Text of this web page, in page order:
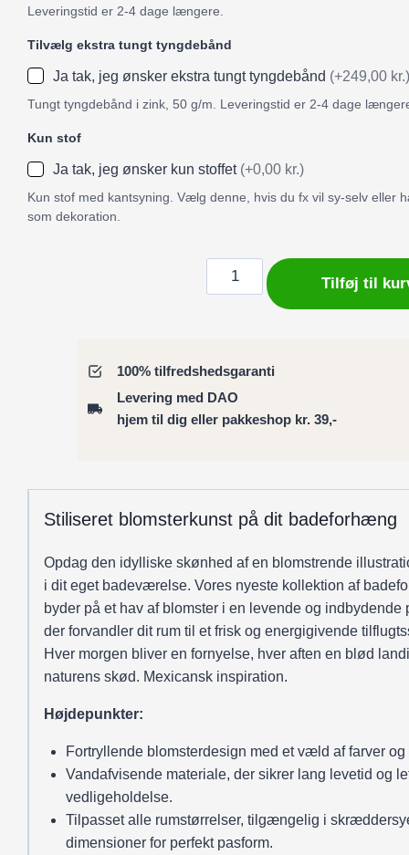
Leveringstid er 2-4 dage længere.
Tilvælg ekstra tungt tyngdebånd
Ja tak, jeg ønsker ekstra tungt tyngdebånd (+249,00 kr.)
Tungt tyngdebånd i zink, 50 g/m. Leveringstid er 2-4 dage
Kun stof
Ja tak, jeg ønsker kun stoffet (+0,00 kr.)
Kun stof med kantsyning. Vælg denne, hvis du fx vil sy-selv eller
som dekoration.
Badeforhæng
/
Bruseforhæng
blomster
i
rød
Tilføj til
100% tilfredshedsgaranti
Levering med DAO
hjem til dig eller pakkeshop kr. 39,-
Stiliseret blomsterkunst på dit badeforhæng
Opdag den idylliske skønhed af en blomstrende
i dit eget badeværelse. Vores nyeste kollektion af
byder på et hav af blomster i en levende og indbydende
der forvandler dit rum til et frisk og energigivende
Hver morgen bliver en fornyelse, hver aften en blød
naturens skød. Mexicansk inspiration.
Højdepunkter:
Fortryllende blomsterdesign med et væld af farver og
Vandafvisende materiale, der sikrer lang levetid og
vedligeholdelse.
Tilpasset alle rumstørrelser, tilgængelig i
dimensioner for perfekt pasform.